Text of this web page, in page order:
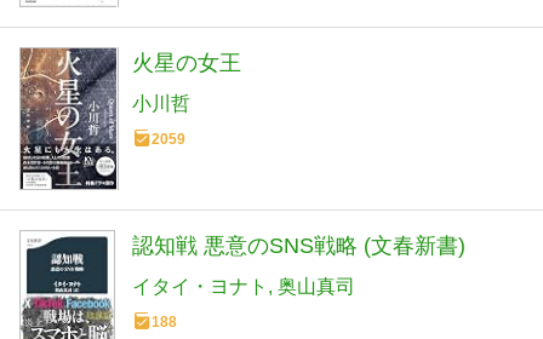
火星の女王
小川哲
2059
認知戦 悪意のSNS戦略 (文春新書)
イタイ・ヨナト 奥山真司
188